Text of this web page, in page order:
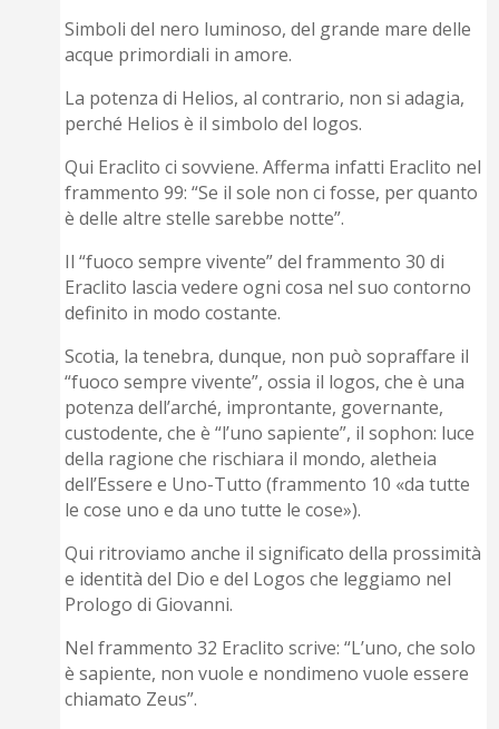
Simboli del nero luminoso, del grande mare delle
acque primordiali in amore.
La potenza di Helios, al contrario, non si adagia,
perché Helios è il simbolo del logos.
Qui Eraclito ci sovviene. Afferma infatti Eraclito nel
frammento 99: “Se il sole non ci fosse, per quanto
è delle altre stelle sarebbe notte”.
Il “fuoco sempre vivente” del frammento 30 di
Eraclito lascia vedere ogni cosa nel suo contorno
definito in modo costante.
Scotia, la tenebra, dunque, non può sopraffare il
“fuoco sempre vivente”, ossia il logos, che è una
potenza dell’arché, improntante, governante,
custodente, che è “l’uno sapiente”, il sophon: luce
della ragione che rischiara il mondo, aletheia
dell’Essere e Uno-Tutto (frammento 10 «da tutte
le cose uno e da uno tutte le cose»).
Qui ritroviamo anche il significato della prossimità
e identità del Dio e del Logos che leggiamo nel
Prologo di Giovanni.
Nel frammento 32 Eraclito scrive: “L’uno, che solo
è sapiente, non vuole e nondimeno vuole essere
chiamato Zeus”.